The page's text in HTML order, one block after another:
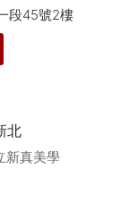
段45號2樓
北
新真美學